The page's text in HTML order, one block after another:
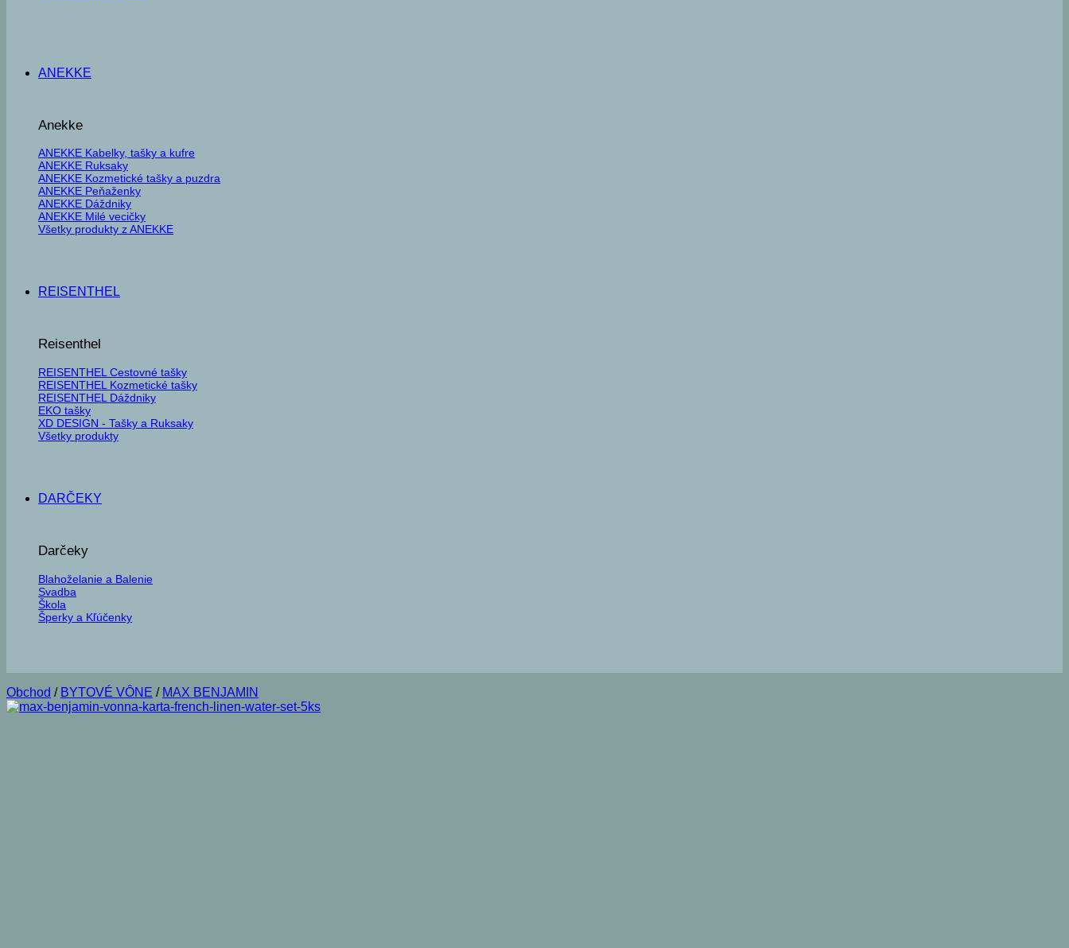
ANEKKE
Anekke
ANEKKE Kabelky, tašky a kufre
ANEKKE Ruksaky
ANEKKE Kozmetické tašky a puzdra
ANEKKE Peňaženky
ANEKKE Dáždniky
ANEKKE Milé vecičky
Všetky produkty z ANEKKE
REISENTHEL
Reisenthel
REISENTHEL Cestovné tašky
REISENTHEL Kozmetické tašky
REISENTHEL Dáždniky
EKO tašky
XD DESIGN - Tašky a Ruksaky
Všetky produkty
DARČEKY
Darčeky
Blahoželanie a Balenie
Svadba
Škola
Šperky a Kľúčenky
Obchod / BYTOVÉ VÔNE / MAX BENJAMIN